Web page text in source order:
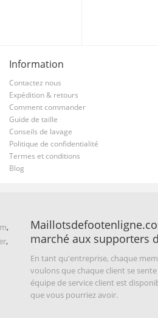
Information
Contactez nous
Expédition & retours
Comment commander
Guide de taille
Conseils de lavage
Politique de confidentialité
Termes et conditions
Blog
,
,
marché aux supporters
En tant qu'entreprise, chaque
voulons que chaque client se
équipe de service client est
que vous pourriez avoir.